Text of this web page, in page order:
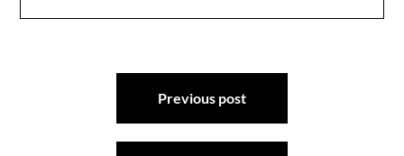
Navigation
Previous post